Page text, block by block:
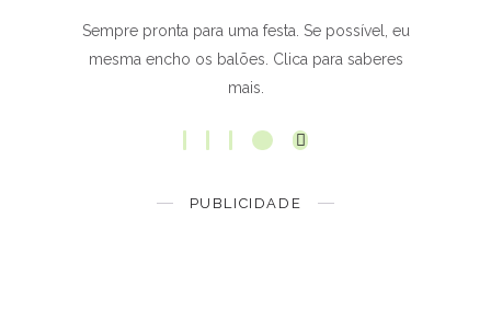
Sempre pronta para uma festa. Se possível, eu
mesma encho os balões. Clica para saberes
mais.
PUBLICIDADE